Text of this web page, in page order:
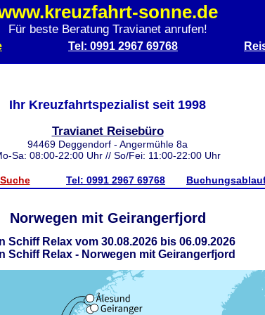
sonne.de
Für beste Beratung Travianet anrufen!
Tel: 0991 2967 69768
Ihr Kreuzfahrtspezialist seit 1998
Travianet Reisebüro
94469 Deggendorf - Angermühle 8a
Sa: 08:00-22:00 Uhr // So/Fei: 11:00-22:00 Uhr
Suche Tel: 0991 2967 69768
Norwegen mit Geirangerfjord
Schiff Relax vom 30.08.2026 bis 06.09.2026
Schiff Relax - Norwegen mit Geirangerfjord